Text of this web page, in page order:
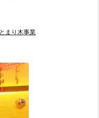
とまり木事業